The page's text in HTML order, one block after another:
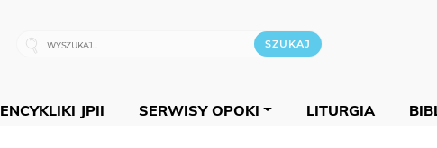
ENCYKLIKI JPII SERWISY OPOKI LITURGIA